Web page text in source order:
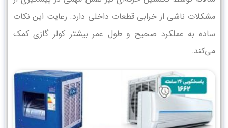
مشکلات ناشی از خرابی قطعات داخلی دارد. رعایت این نکات
ساده به عملکرد صحیح و طول عمر بیشتر کولر گازی کمک
می‌کند.